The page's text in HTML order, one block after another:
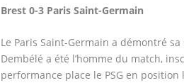
Brest 0-3 Paris Saint-Germain
Le Paris Saint-Germain a démontré
Dembélé a été l’homme du match,
performance place le PSG en